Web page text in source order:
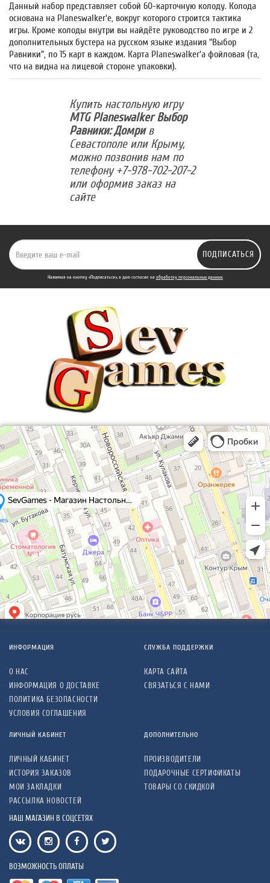
Данный набор представляет собой 60-карточную колоду. Колода
основана на Planeswalker'е, вокруг которого строится тактика
игры. Кроме колоды внутри вы найдёте руководство по игре и 2
дополнительных бустера на русском языке издания "Выбор
Равники", по 15 карт в каждом. Карта Planeswalker'а фойловая (та,
что на видна на лицевой стороне упаковки).
Купить настольную игру
MTG Planeswalker Выбор
Равники: Домрив
Севастополе или Крыму,
можно позвонив нам по
телефону +7-978-702-207-2
или оформив заказ на
сайте
ПОДПИСАТЬСЯ
Нажимая на кнопку «Подписаться», я даю cогласие на обработку персональных данных.
ИНФОРМАЦИЯ
О НАС
ИНФОРМАЦИЯ О ДОСТАВКЕ
ПОЛИТИКА БЕЗОПАСНОСТИ
УСЛОВИЯ СОГЛАШЕНИЯ
СЛУЖБА ПОДДЕРЖКИ
КАРТА САЙТА
СВЯЗАТЬСЯ С НАМИ
ЛИЧНЫЙ КАБИНЕТ
ЛИЧНЫЙ КАБИНЕТ
ИСТОРИЯ ЗАКАЗОВ
МОИ ЗАКЛАДКИ
РАССЫЛКА НОВОСТЕЙ
ДОПОЛНИТЕЛЬНО
ПРОИЗВОДИТЕЛИ
ПОДАРОЧНЫЕ СЕРТИФИКАТЫ
ТОВАРЫ СО СКИДКОЙ
НАШ МАГАЗИН В СОЦСЕТЯХ
ВОЗМОЖНОСТЬ ОПЛАТЫ